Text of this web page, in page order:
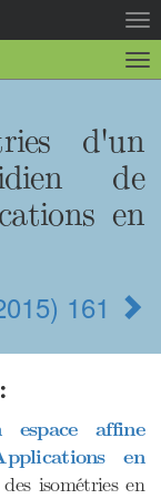
la
la
d'un
de
en
161
affine
en
isométries en